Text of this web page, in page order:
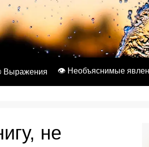
Выражения 👁️ Необъяснимые
не